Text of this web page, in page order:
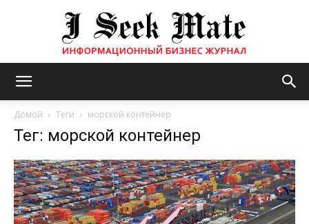
|
Домой Теги морской контейнер
Тег: морской контейнер